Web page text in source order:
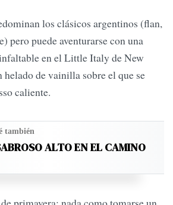
los clásicos argentinos (flan,
pero puede aventurarse con una
en el Little Italy de New
de vainilla sobre el que se
caliente.
también
ALTO EN EL CAMINO